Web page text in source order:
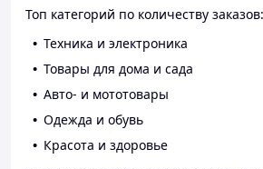
Топ категорий по количеству заказов:
Техника и электроника
Товары для дома и сада
Авто- и мототовары
Одежда и обувь
Красота и здоровье